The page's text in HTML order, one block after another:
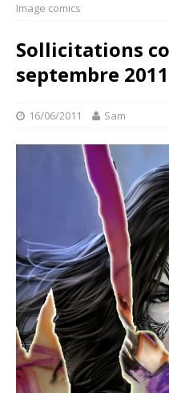
Image comics
Sollicitations
septembre
16/06/2011 Sam